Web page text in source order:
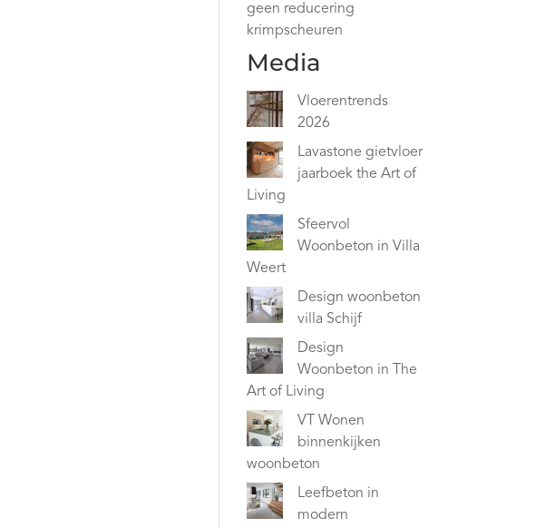
geen reducering
krimpscheuren
Media
Vloerentrends
2026
Lavastone gietvloer
jaarboek the Art of
Living
Sfeervol
Woonbeton in Villa
Weert
Design woonbeton
villa Schijf
Design
Woonbeton in The
Art of Living
VT Wonen
binnenkijken
woonbeton
Leefbeton in
modern